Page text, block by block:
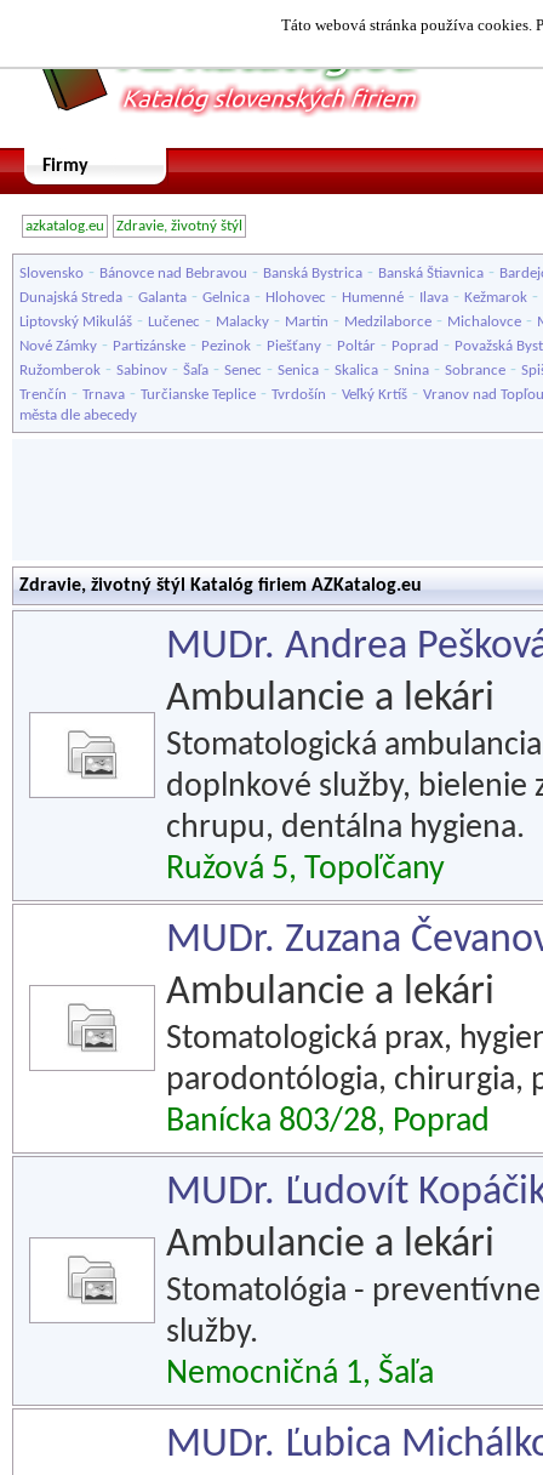
Táto webová stránka používa cookies.
Firmy
azkatalog.eu Zdravie, životný štýl
Slovensko - Bánovce nad Bebravou - Banská Bystrica - Banská Štiavnica -
Dunajská Streda - Galanta - Gelnica - Hlohovec - Humenné - Ilava - Kežmarok -
Liptovský Mikuláš - Lučenec - Malacky - Martin - Medzilaborce - Michalovce -
Nové Zámky - Partizánske - Pezinok - Piešťany - Poltár - Poprad - Považská
Ružomberok - Sabinov - Šaľa - Senec - Senica - Skalica - Snina - Sobrance -
Trenčín - Trnava - Turčianske Teplice - Tvrdošín - Veľký Krtíš - Vranov nad Topľou
města dle abecedy
Zdravie, životný štýl Katalóg firiem AZKatalog.eu
MUDr. Andrea
Ambulancie a lekári
Stomatologická
doplnkové služby, bielenie
chrupu, dentálna hygiena.
Ružová 5, Topoľčany
MUDr. Zuzana
Ambulancie a lekári
Stomatologická prax,
parodontólogia, chirurgia,
Banícka 803/28, Poprad
MUDr. Ľudovít
Ambulancie a lekári
Stomatológia -
služby.
Nemocničná 1, Šaľa
MUDr. Ľubica